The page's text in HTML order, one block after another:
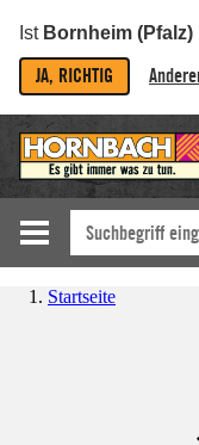
Ist Bornheim (Pfalz)
JA, RICHTIG
Startseite